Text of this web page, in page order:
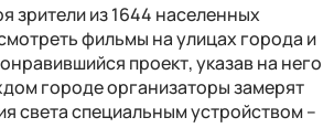
зрители из 1644 населенных
фильмы на улицах города и
проект, указав на него
городе организаторы замерят
света специальным устройством –